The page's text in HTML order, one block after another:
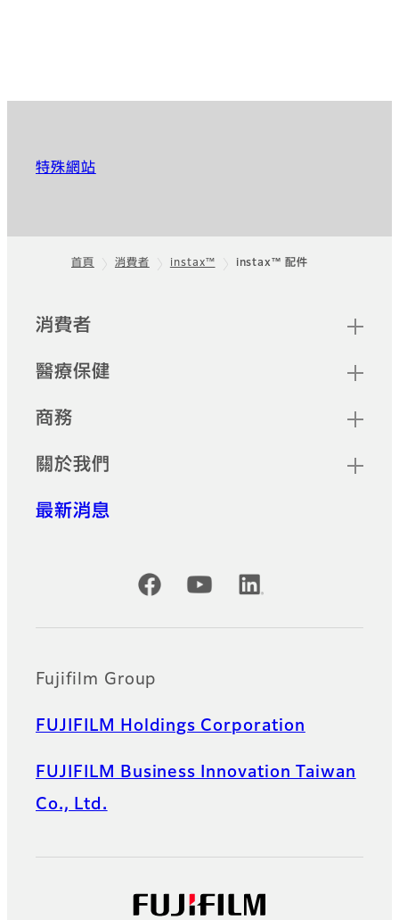
特殊網站
首頁 消費者 instax™ instax™ 配件
快速連結
消費者
醫療保健
商務
關於我們
最新消息
Official Social Media Accounts
Fujifilm Group
FUJIFILM Holdings Corporation
FUJIFILM Business Innovation Taiwan
Co., Ltd.